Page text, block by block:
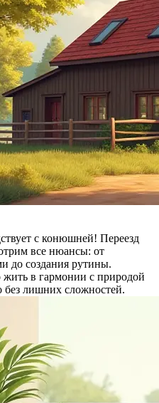
с конюшней! Переезд
все нюансы: от
до создания рутины.
в гармонии с природой
лишних сложностей.